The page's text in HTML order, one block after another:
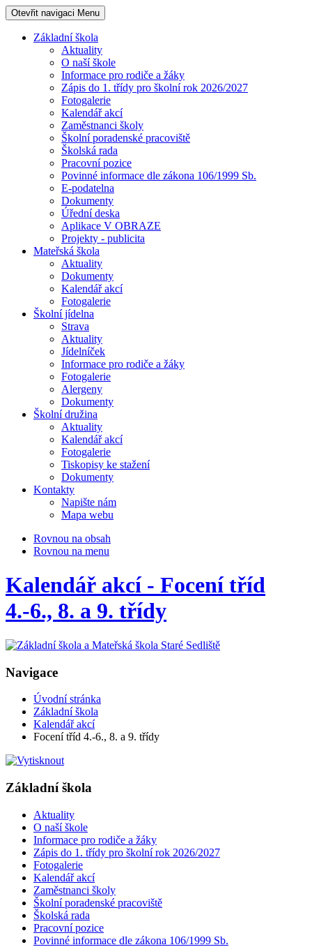
Otevřit navigaci Menu
Základní škola
Aktuality
O naší škole
Informace pro rodiče a žáky
Zápis do 1. třídy pro školní rok 2026/2027
Fotogalerie
Kalendář akcí
Zaměstnanci školy
Školní poradenské pracoviště
Školská rada
Pracovní pozice
Povinné informace dle zákona 106/1999 Sb.
E-podatelna
Dokumenty
Úřední deska
Aplikace V OBRAZE
Projekty - publicita
Mateřská škola
Aktuality
Dokumenty
Kalendář akcí
Fotogalerie
Školní jídelna
Strava
Aktuality
Jídelníček
Informace pro rodiče a žáky
Fotogalerie
Alergeny
Dokumenty
Školní družina
Aktuality
Kalendář akcí
Fotogalerie
Tiskopisy ke stažení
Dokumenty
Kontakty
Napište nám
Mapa webu
Rovnou na obsah
Rovnou na menu
Kalendář akcí - Focení tříd
4.-6., 8. a 9. třídy
Navigace
Úvodní stránka
Základní škola
Kalendář akcí
Focení tříd 4.-6., 8. a 9. třídy
Základní škola
Aktuality
O naší škole
Informace pro rodiče a žáky
Zápis do 1. třídy pro školní rok 2026/2027
Fotogalerie
Kalendář akcí
Zaměstnanci školy
Školní poradenské pracoviště
Školská rada
Pracovní pozice
Povinné informace dle zákona 106/1999 Sb.